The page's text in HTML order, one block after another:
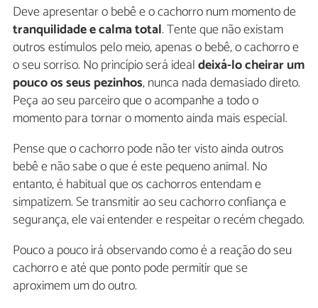
Deve apresentar o bebê e o cachorro num momento de
tranquilidade e calma total. Tente que não existam
outros estímulos pelo meio, apenas o bebê, o cachorro e
o seu sorriso. No princípio será idealdeixá-lo cheirar um
pouco os seus pezinhos, nunca nada demasiado direto.
Peça ao seu parceiro que o acompanhe a todo o
momento para tornar o momento ainda mais especial.
Pense que o cachorro pode não ter visto ainda outros
bebê e não sabe o que é este pequeno animal. No
entanto, é habitual que os cachorros entendam e
simpatizem. Se transmitir ao seu cachorro confiança e
segurança, ele vai entender e respeitar o recém chegado.
Pouco a pouco irá observando como é a reação do seu
cachorro e até que ponto pode permitir que se
aproximem um do outro.